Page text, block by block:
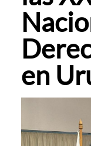
Investigación y
Vinculación con el
en